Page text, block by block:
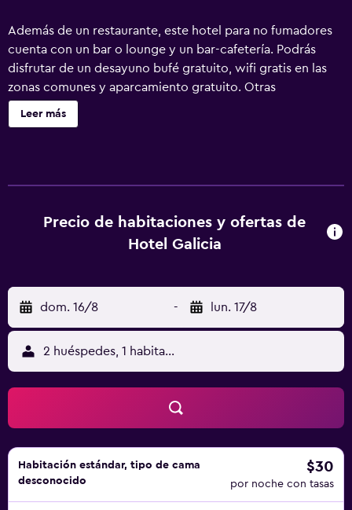
Además de un restaurante, este hotel para no fumadores
cuenta con un bar o lounge y un bar-cafetería. Podrás
disfrutar de un desayuno bufé gratuito, wifi gratis en las
zonas comunes y aparcamiento gratuito. Otras
instalaciones incluyen un centro de negocios, servicio de
recepción 24 horas y una sala de ordenadores. Hotel
Internet wifi gratis. Se ofrece servicio de limpieza todos
los días y es posible solicitar secador de pelo.
Leer más
Precio de habitaciones y ofertas de
Hotel Galicia
dom. 16/8 - lun. 17/8
2 huéspedes, 1 habitación
Habitación estándar, tipo de cama
desconocido
$30
por noche con tasas